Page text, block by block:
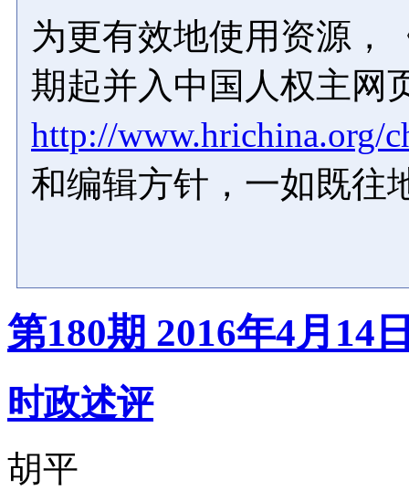
为更有效地使用资源，
期起并入中国人权主网
http://www.hrichina.org/
和编辑方针，一如既往
第180期 2016年4月14
时政述评
胡平